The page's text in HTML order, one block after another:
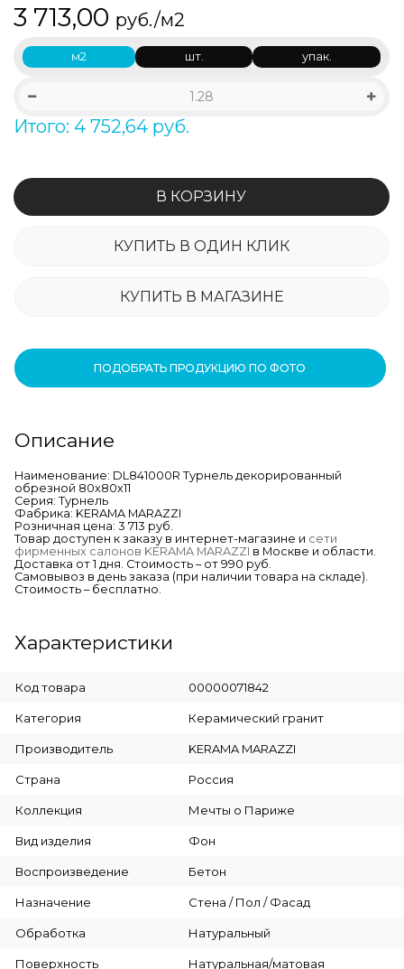
3 713,00 руб./м2
м2 шт. упак.
Итого: 4 752,64 руб.
В КОРЗИНУ
КУПИТЬ В ОДИН КЛИК
КУПИТЬ В МАГАЗИНЕ
ПОДОБРАТЬ ПРОДУКЦИЮ ПО ФОТО
Описание
Наименование: DL841000R Турнель декорированный
обрезной 80х80х11
Серия: Турнель
Фабрика: KERAMA MARAZZI
Розничная цена: 3 713 руб.
Товар доступен к заказу в интернет-магазине и сети
фирменных салонов KERAMA MARAZZI в Москве и области.
Доставка от 1 дня. Стоимость – от 990 руб.
Самовывоз в день заказа (при наличии товара на складе).
Стоимость – бесплатно.
Характеристики
Код товара 00000071842
Категория Керамический гранит
Производитель KERAMA MARAZZI
Страна Россия
Коллекция Мечты о Париже
Вид изделия Фон
Воспроизведение Бетон
Назначение Стена / Пол / Фасад
Обработка Натуральный
Поверхность Натуральная/матовая